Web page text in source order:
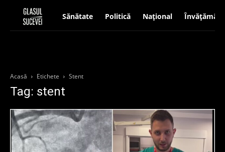
Sănătate Politică Național Învățământ
Acasă Etichete Stent
Tag: stent